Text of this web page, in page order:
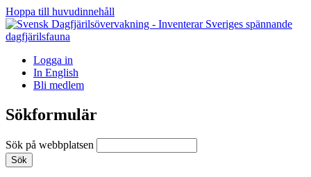
Hoppa till huvudinnehåll
Logga in
In English
Bli medlem
Sökformulär
Sök på webbplatsen